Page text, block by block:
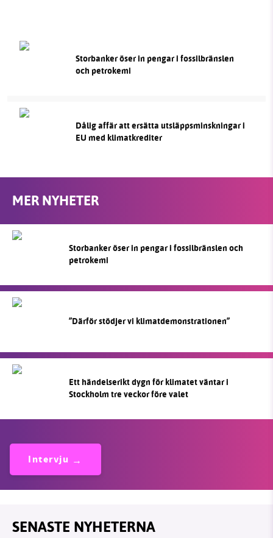
Storbanker öser in pengar i fossilbränslen
och petrokemi
Dålig affär att ersätta utsläppsminskningar i
EU med klimatkrediter
MER NYHETER
Storbanker öser in pengar i fossilbränslen och
petrokemi
”Därför stödjer vi klimatdemonstrationen”
Ett händelserikt dygn för klimatet väntar i
Stockholm tre veckor före valet
Intervju
SENASTE NYHETERNA